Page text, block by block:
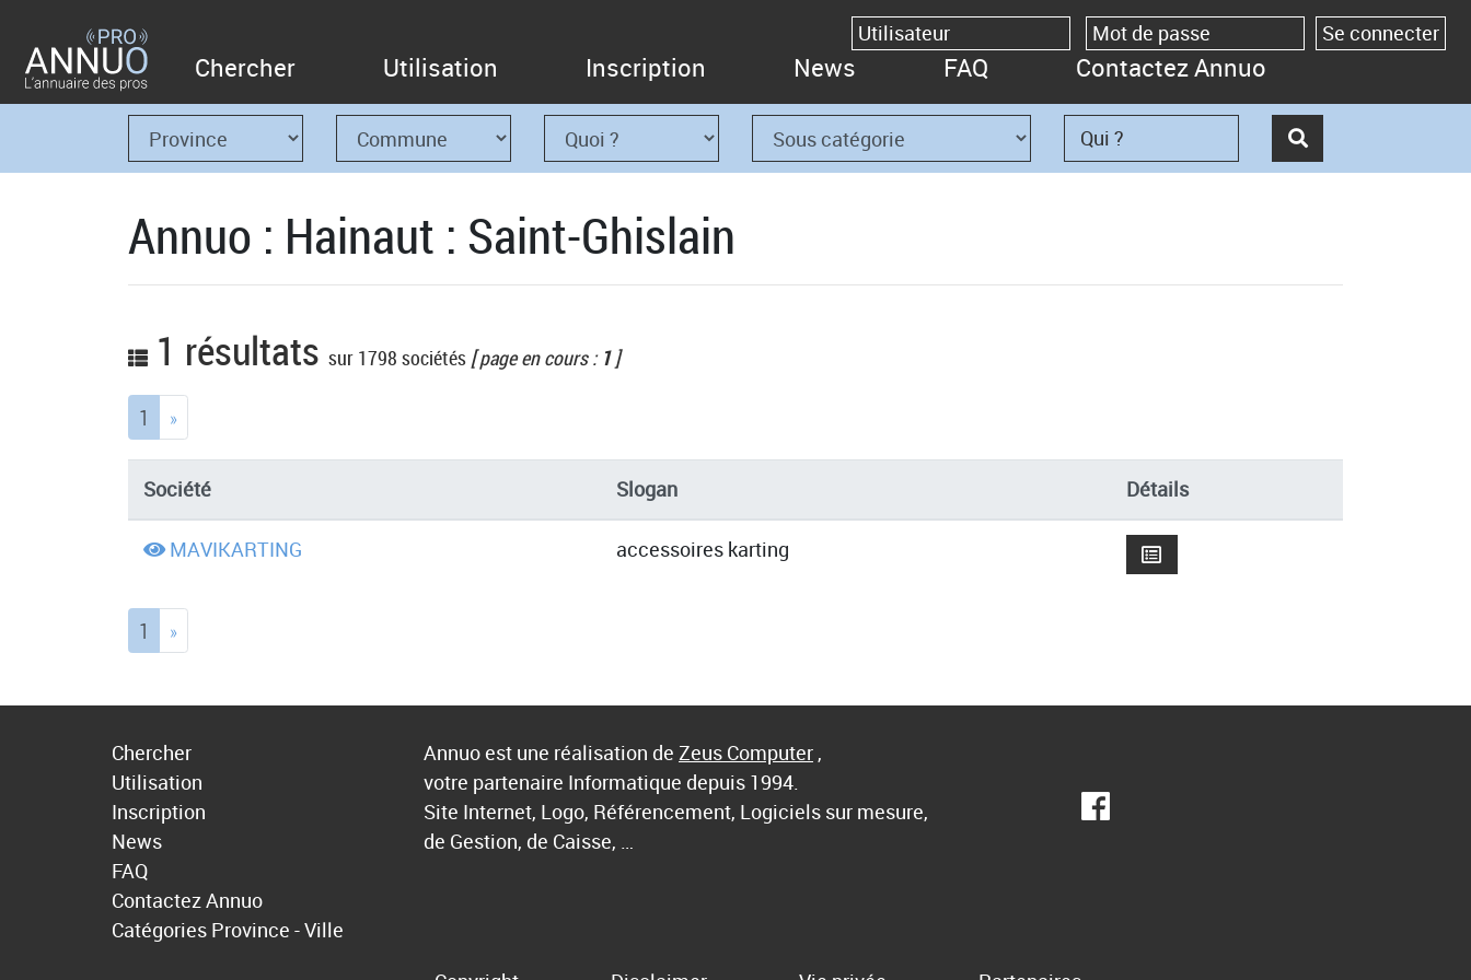
Chercher Utilisation Inscription News FAQ Contactez Annuo
Annuo : Hainaut : Saint-Ghislain
1 résultats sur 1798 sociétés [ page en cours : 1]
1 (current)
»
Société Slogan Détails
MAVIKARTING accessoires karting
1 (current)
»
Chercher
Utilisation
Inscription
News
FAQ
Contactez Annuo
Catégories Province - Ville
Annuo est une réalisation de Zeus Computer ,
votre partenaire Informatique depuis 1994.
Site Internet, Logo, Référencement, Logiciels sur mesure,
de Gestion, de Caisse, …